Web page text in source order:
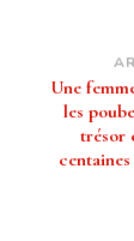
Une
les
trésor